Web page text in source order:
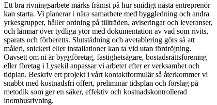
Ett bra rivningsarbete märks främst på hur smidigt nästa entreprenör
kan starta. Vi planerar i nära samarbete med byggledning och andra
yrkesgrupper, håller ordning på tillträden, aviseringar och leveranser,
och lämnar över tydliga ytor med dokumentation av vad som rivits,
sparats och förberetts. Slutstädning och avetablering görs så att
måleri, snickeri eller installationer kan ta vid utan fördröjning.
Oavsett om ni är byggföretag, fastighetsägare, bostadsrättsförening
eller företag i Lysekil anpassar vi arbetet efter er verksamhet och
tidplan. Beskriv ert projekt i vårt kontaktformulär så återkommer vi
snabbt med kostnadsfri offert, preliminär tidsplan och förslag på
metodik som ger en säker, effektiv och kostnadskontrollerad
inomhusrivning.